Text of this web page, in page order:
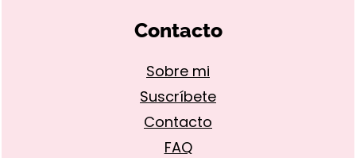
Contacto
Sobre mi
Suscríbete
Contacto
FAQ